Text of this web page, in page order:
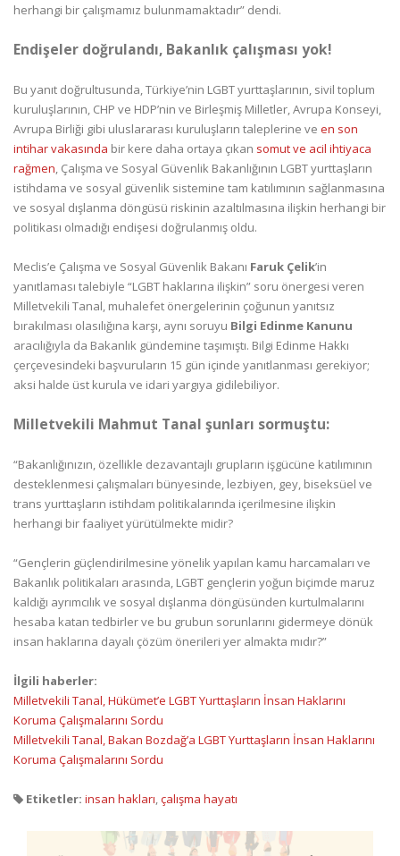
herhangi bir çalışmamız bulunmamaktadır” dendi.
Endişeler doğrulandı, Bakanlık çalışması yok!
Bu yanıt doğrultusunda, Türkiye’nin LGBT yurttaşlarının, sivil toplum
kuruluşlarının, CHP ve HDP’nin ve Birleşmiş Milletler, Avrupa Konseyi,
Avrupa Birliği gibi uluslararası kuruluşların taleplerine ve en son
intihar vakasında bir kere daha ortaya çıkan somut ve acil ihtiyaca
rağmen, Çalışma ve Sosyal Güvenlik Bakanlığının LGBT yurttaşların
istihdama ve sosyal güvenlik sistemine tam katılımının sağlanmasına
ve sosyal dışlanma döngüsü riskinin azaltılmasına ilişkin herhangi bir
politikası olmadığı endişesi doğrulanmış oldu.
Meclis’e Çalışma ve Sosyal Güvenlik Bakanı Faruk Çelik’in
yanıtlaması talebiyle “LGBT haklarına ilişkin” soru önergesi veren
Milletvekili Tanal, muhalefet önergelerinin çoğunun yanıtsız
bırakılması olasılığına karşı, aynı soruyu Bilgi Edinme Kanunu
aracılığıyla da Bakanlık gündemine taşımıştı. Bilgi Edinme Hakkı
çerçevesindeki başvuruların 15 gün içinde yanıtlanması gerekiyor;
aksi halde üst kurula ve idari yargıya gidilebiliyor.
Milletvekili Mahmut Tanal şunları sormuştu:
“Bakanlığınızın, özellikle dezavantajlı grupların işgücüne katılımının
desteklenmesi çalışmaları bünyesinde, lezbiyen, gey, biseksüel ve
trans yurttaşların istihdam politikalarında içerilmesine ilişkin
herhangi bir faaliyet yürütülmekte midir?
“Gençlerin güçlendirilmesine yönelik yapılan kamu harcamaları ve
Bakanlık politikaları arasında, LGBT gençlerin yoğun biçimde maruz
kaldığı ayrımcılık ve sosyal dışlanma döngüsünden kurtulmalarını
hesaba katan tedbirler ve bu grubun sorunlarını gidermeye dönük
insan haklarına dayalı çözüm önerileri yer almakta mıdır?”
İlgili haberler:
Milletvekili Tanal, Hükümet’e LGBT Yurttaşların İnsan Haklarını
Koruma Çalışmalarını Sordu
Milletvekili Tanal, Bakan Bozdağ’a LGBT Yurttaşların İnsan Haklarını
Koruma Çalışmalarını Sordu
Etiketler: insan hakları,çalışma hayatı